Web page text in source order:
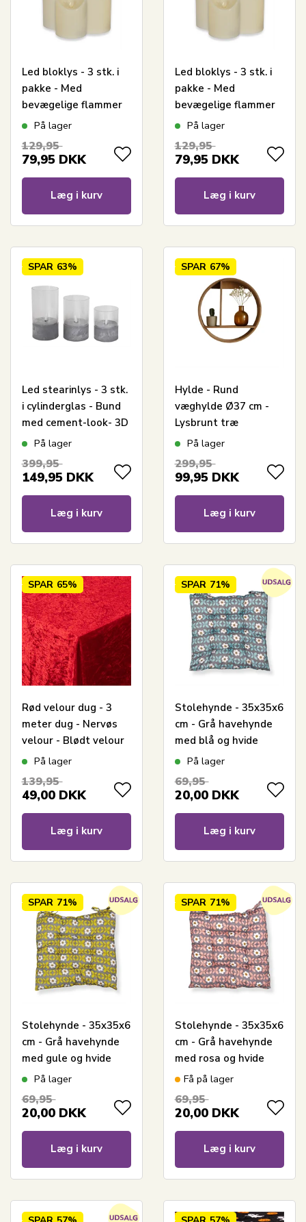
Led bloklys - 3 stk. i
pakke - Med
bevægelige flammer
På lager
129,95
79,95 DKK
Læg i kurv
Led bloklys - 3 stk. i
pakke - Med
bevægelige flammer
På lager
129,95
79,95 DKK
Læg i kurv
SPAR 63%
Led stearinlys - 3 stk.
i cylinderglas - Bund
med cement-look- 3D
flammer
På lager
399,95
149,95 DKK
Læg i kurv
SPAR 67%
Hylde - Rund
væghylde Ø37 cm -
Lysbrunt træ
På lager
299,95
99,95 DKK
Læg i kurv
SPAR 65%
Rød velour dug - 3
meter dug - Nervøs
velour - Blødt velour
stof til borddug -
På lager
139,95
49,00 DKK
Læg i kurv
SPAR 71%
Stolehynde - 35x35x6
cm - Grå havehynde
med blå og hvide
blomster - Blød
På lager
69,95
20,00 DKK
Læg i kurv
SPAR 71%
Stolehynde - 35x35x6
cm - Grå havehynde
med gule og hvide
blomster - Blød
På lager
69,95
20,00 DKK
Læg i kurv
SPAR 71%
Stolehynde - 35x35x6
cm - Grå havehynde
med rosa og hvide
blomster - Blød
Få på lager
69,95
20,00 DKK
Læg i kurv